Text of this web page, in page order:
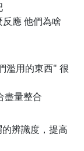
應 他們為啥
濫用的東西" 很
盡量整合
辨識度，提高